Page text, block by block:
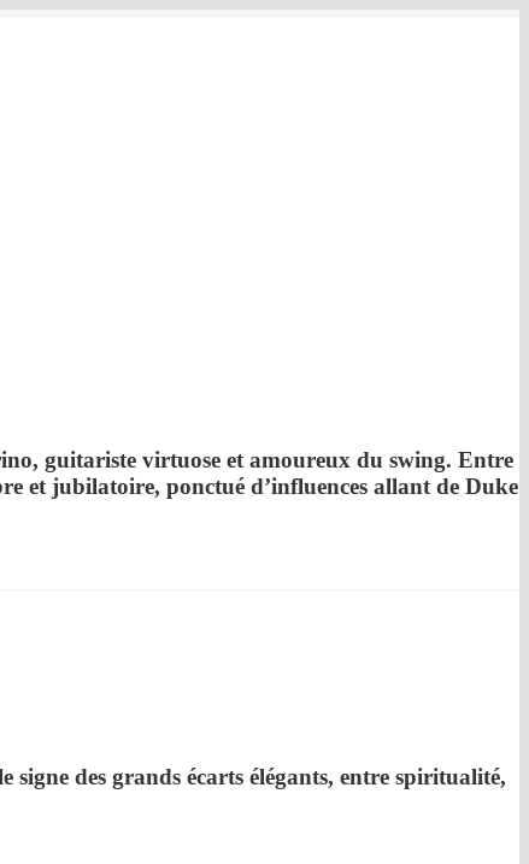
, guitariste virtuose et amoureux du swing. Entre
et jubilatoire, ponctué d’influences allant de Duke
signe des grands écarts élégants, entre spiritualité,